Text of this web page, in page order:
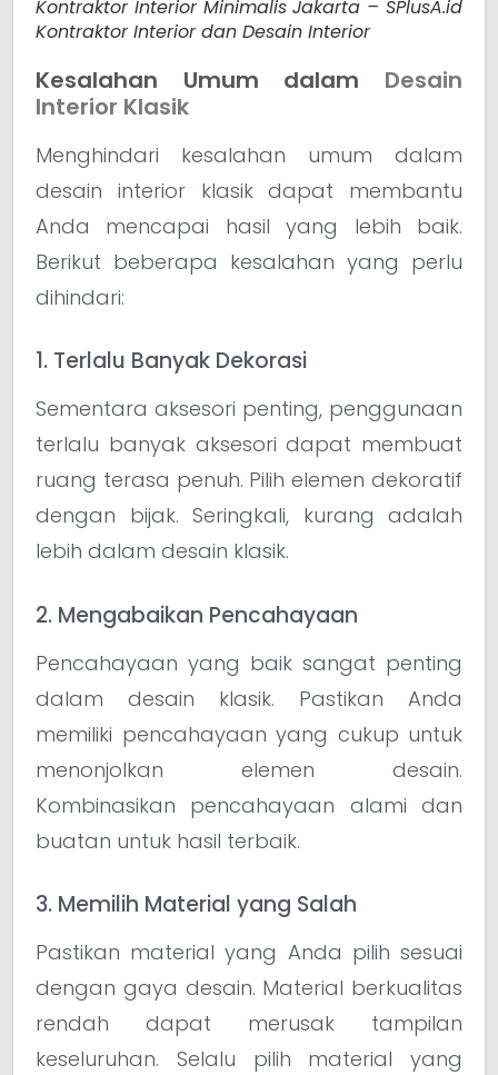
Kontraktor Interior Minimalis Jakarta – SPlusA.id
Kontraktor Interior dan Desain Interior
Kesalahan Umum dalam Desain
Interior Klasik
Menghindari kesalahan umum dalam
desain interior klasik dapat membantu
Anda mencapai hasil yang lebih baik.
Berikut beberapa kesalahan yang perlu
dihindari:
1. Terlalu Banyak Dekorasi
Sementara aksesori penting, penggunaan
terlalu banyak aksesori dapat membuat
ruang terasa penuh. Pilih elemen dekoratif
dengan bijak. Seringkali, kurang adalah
lebih dalam desain klasik.
2. Mengabaikan Pencahayaan
Pencahayaan yang baik sangat penting
dalam desain klasik. Pastikan Anda
memiliki pencahayaan yang cukup untuk
menonjolkan elemen desain.
Kombinasikan pencahayaan alami dan
buatan untuk hasil terbaik.
3. Memilih Material yang Salah
Pastikan material yang Anda pilih sesuai
dengan gaya desain. Material berkualitas
rendah dapat merusak tampilan
keseluruhan. Selalu pilih material yang